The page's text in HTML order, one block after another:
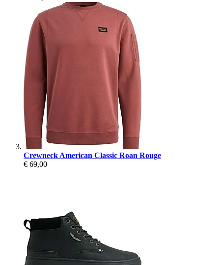
Crewneck American Classic Roan Rouge
€ 69,00